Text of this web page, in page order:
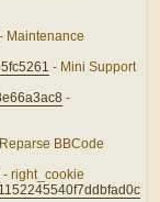
Maintenance
- Mini Support
-
BBCode
- right_cookie